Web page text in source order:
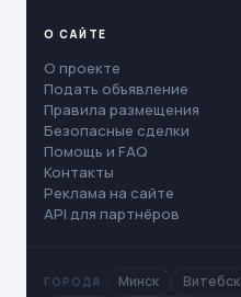
О САЙТЕ
О проекте
Подать объявление
Правила размещения
Безопасные сделки
Помощь и FAQ
Контакты
Реклама на сайте
API для партнёров
ГОРОДА Минск Витебск